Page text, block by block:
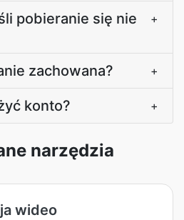
pobieranie się nie
+
zachowana? +
konto? +
narzędzia
wideo